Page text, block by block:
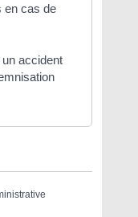
en cas de
accident